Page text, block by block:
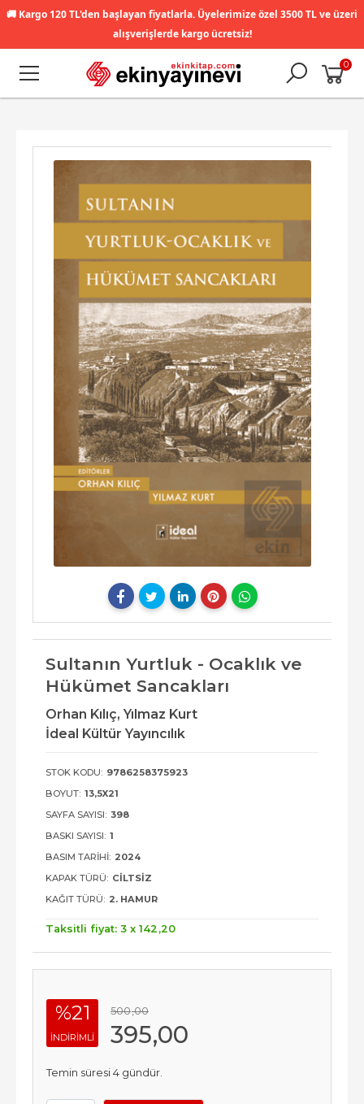
🚚 Kargo 120 TL'den başlayan fiyatlarla. Üyelerimize özel 3500 TL ve üzeri
alışverişlerde kargo ücretsiz!
0
Sultanın Yurtluk - Ocaklık ve
Hükümet Sancakları
Orhan Kılıç, Yılmaz Kurt
İdeal Kültür Yayıncılık
STOK KODU: 9786258375923
BOYUT: 13,5X21
SAYFA SAYISI: 398
BASKI SAYISI: 1
BASIM TARIHI: 2024
KAPAK TÜRÜ: CILTSIZ
KAĞIT TÜRÜ: 2. HAMUR
Taksitli fiyat: 3 x 142 ,20
%21
INDIRIMLI
500,00
395,00
Temin süresi 4 gündür.